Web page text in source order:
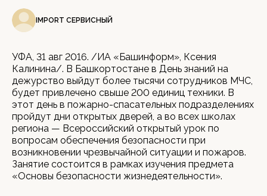
IMPORT СЕРВИСНЫЙ
УФА, 31 авг 2016. /ИА «Башинформ», Ксения
Калинина/. В Башкортостане в День знаний на
дежурство выйдут более тысячи сотрудников МЧС,
будет привлечено свыше 200 единиц техники. В
этот день в пожарно-спасательных подразделениях
пройдут дни открытых дверей, а во всех школах
региона — Всероссийский открытый урок по
вопросам обеспечения безопасности при
возникновении чрезвычайной ситуации и пожаров.
Занятие состоится в рамках изучения предмета
«Основы безопасности жизнедеятельности».